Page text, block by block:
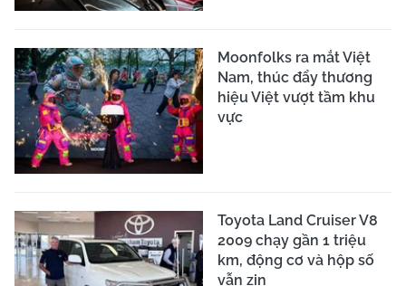
Moonfolks ra mắt Việt
Nam, thúc đẩy thương
hiệu Việt vượt tầm khu
vực
Toyota Land Cruiser V8
2009 chạy gần 1 triệu
km, động cơ và hộp số
vẫn zin